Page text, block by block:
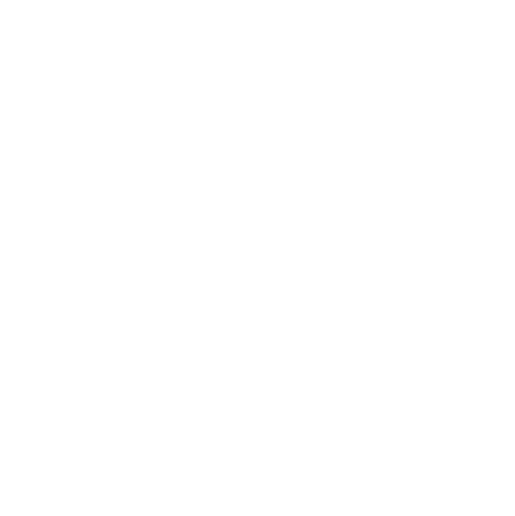
démaquiller ses yeux ?
: Causes et traitements
de beaux yeux sans cernes et sans poches ?
chercheuse de tendances pour Femmes Références, j'explore avec passion les univers de la
de la psychologie relationnelle. Forte de plusieurs années d'expérience dans le journalisme
de décrypter le quotidien pour offrir aux femmes des conseils fiables, inspirants et ancrés
femmes références
en vous inscrivant à notre newsletter